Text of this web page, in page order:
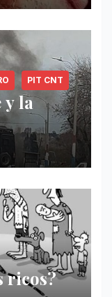
PIT CNT
y la
ricos?